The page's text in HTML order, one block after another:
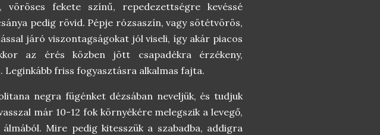
vöröses fekete színű, repedezettségre kevéssé
pedig rövid. Pépje rózsaszín, vagy sötétvörös,
járó viszontagságokat jól viseli, így akár piacos
az érés közben jött csapadékra érzékeny,
friss fogyasztásra alkalmas fajta.
negra fügénket dézsában neveljük, és tudjuk
már 10-12 fok környékére melegszik a levegő,
Mire pedig kitesszük a szabadba, addigra